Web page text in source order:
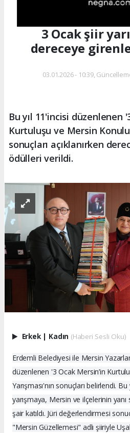
3 Ocak şiir
dereceye
03.01.2026 - 10:39,
Bu yıl 11'incisi düzenlenen
Kurtuluşu ve Mersin Konulu
sonuçları açıklanırken
ödülleri verildi.
Erkek Kadın (Haberi Sesli Oku)
Erdemli Belediyesi ile Mersin
düzenlenen '3 Ocak Mersin’in
Yarışması'nın sonuçları belirlendi.
yarışmaya, Mersin ve ilçelerinin yanı
şair katıldı. Jüri değerlendirmesi
"Mersin Güzellemesi" adlı şiiriyle